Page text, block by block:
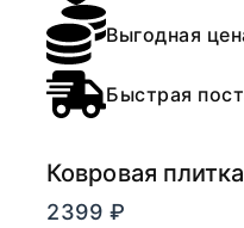
Выгодная
Быстрая
Ковровая
2399 ₽